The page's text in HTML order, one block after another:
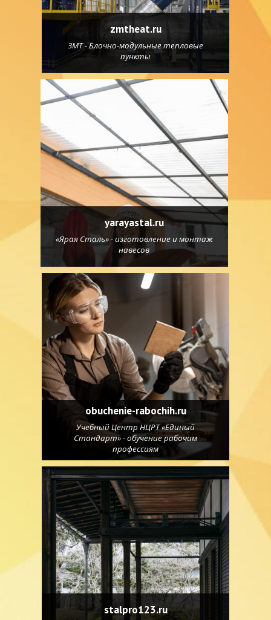
zmtheat.ru
ЗМТ - Блочно-модульные тепловые
пункты
yarayastal.ru
«Ярая Сталь» - изготовление и монтаж
навесов
obuchenie-rabochih.ru
Учебный Центр НЦРТ «Единый
Стандарт» - обучение рабочим
профессиям
stalpro123.ru